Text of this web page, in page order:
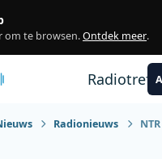
om te browsen.Ontdek meer.
Radionieuws